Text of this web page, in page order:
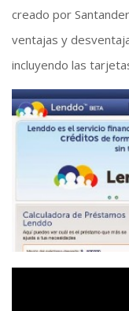
creado por
ventajas y
incluyendo las